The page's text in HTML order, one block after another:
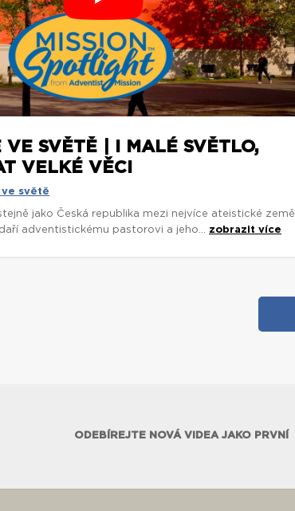
VE SVĚTĚ | I MALÉ SVĚTLO,
VELKÉ VĚCI
světě
jako Česká republika mezi nejvíce ateistické země
adventistickému pastorovi a jeho... zobrazit více
ODEBÍREJTE NOVÁ VIDEA JAKO PRVNÍ